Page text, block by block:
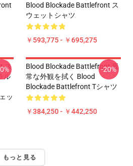
Blood Blockade Battlefront ス
ウェットシャツ
￥593,775 - ￥695,275
ス
ル
ッ
Blood Blockade Battlefront 異
常な外観を拭く Blood
Blockade Battlefront Tシャツ
￥384,250 - ￥442,250
-20%
もっと見る